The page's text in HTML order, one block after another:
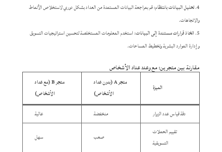
تحليل البيانات بانتظام: قم بمراجعة البيانات المستمدة من العداد بشكل دوري لاستخلاص الأنماط
والاتجاهات.
اتخاذ قرارات مستندة إلى البيانات: استخدم المعلومات المستخلصة لتحسين استراتيجيات التسويق
وإدارة الموارد البشرية وتخطيط المساحات.
مقارنة بين متجرين: مع وعدد عداد الأشخاص
الميزة
متجر A (بدون عداد
الأشخاص)
متجر B (مع عداد
الأشخاص)
دقة قياس عدد الزوار منخفضة
عالية
تقييم الحملات
التسويقية
صعب سهل